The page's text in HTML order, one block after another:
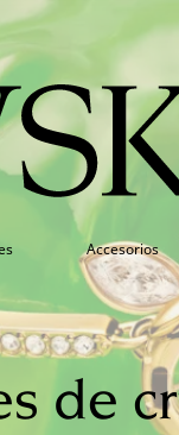
Accesorios
de